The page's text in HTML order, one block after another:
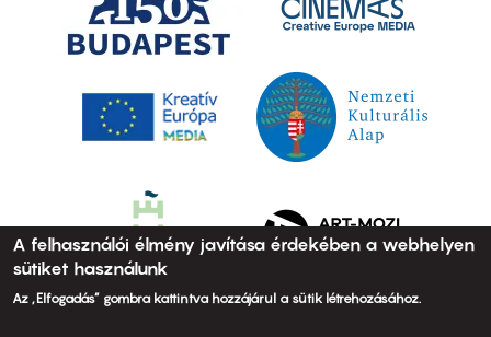
A felhasználói élmény javítása érdekében a webhelyen
sütiket használunk
Az „Elfogadás” gombra kattintva hozzájárul a sütik létrehozásához.